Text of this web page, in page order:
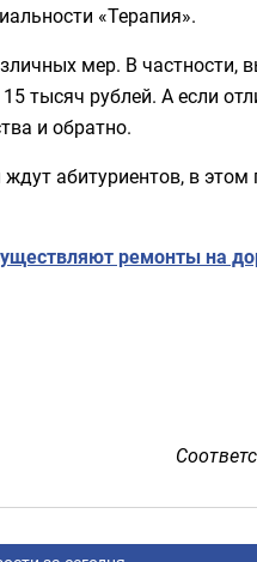
«Терапия».
мер. В частности,
тысяч рублей. А если
и обратно.
абитуриентов, в этом
ремонты на